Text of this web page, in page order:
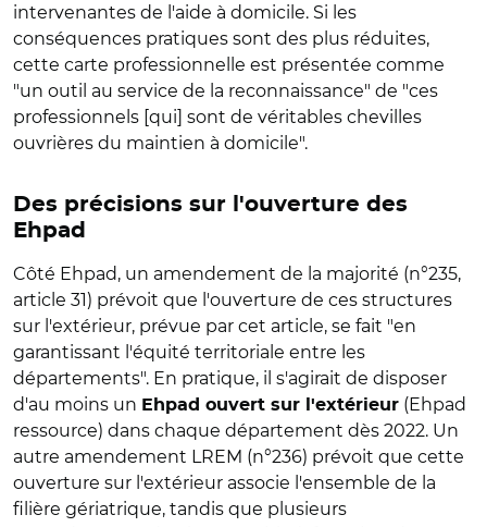
intervenantes de l'aide à domicile. Si les
conséquences pratiques sont des plus réduites,
cette carte professionnelle est présentée comme
"un outil au service de la reconnaissance" de "ces
professionnels [qui] sont de véritables chevilles
ouvrières du maintien à domicile".
Des précisions sur l'ouverture des
Ehpad
Côté Ehpad, un amendement de la majorité (n°235,
article 31) prévoit que l'ouverture de ces structures
sur l'extérieur, prévue par cet article, se fait "en
garantissant l'équité territoriale entre les
départements". En pratique, il s'agirait de disposer
d'au moins un Ehpad ouvert sur l'extérieur (Ehpad
ressource) dans chaque département dès 2022. Un
autre amendement LREM (n°236) prévoit que cette
ouverture sur l'extérieur associe l'ensemble de la
filière gériatrique, tandis que plusieurs